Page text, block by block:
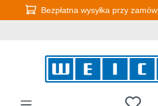
Przejdź do głównej zawartości
Bezpłatna wysyłka przy